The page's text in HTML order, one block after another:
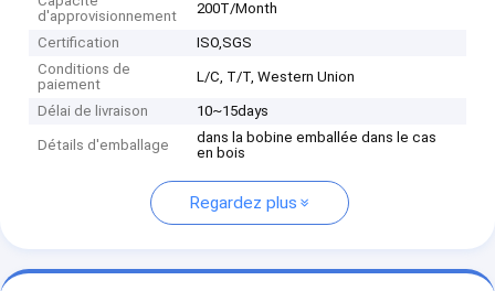
d'approvisionnement
200T/Month
Certification
ISO,SGS
Conditions de
paiement
L/C, T/T, Western Union
Délai de livraison 10~15days
Détails d'emballage
dans la bobine emballée dans le cas
en bois
Regardez plus